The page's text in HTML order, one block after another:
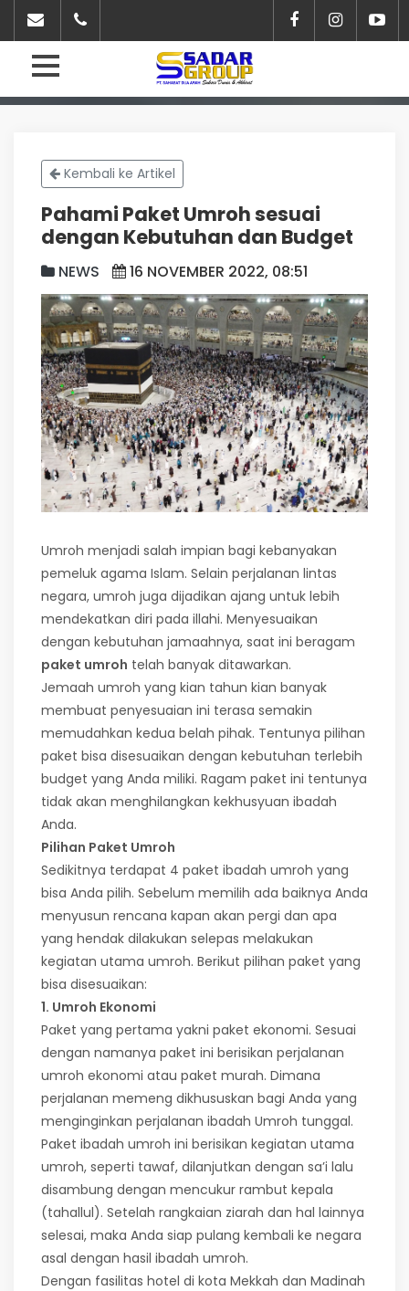
Kembali ke Artikel
Pahami Paket Umroh sesuai
dengan Kebutuhan dan Budget
NEWS 16 NOVEMBER 2022, 08:51
Umroh menjadi salah impian bagi kebanyakan
pemeluk agama Islam. Selain perjalanan lintas
negara, umroh juga dijadikan ajang untuk lebih
mendekatkan diri pada illahi. Menyesuaikan
dengan kebutuhan jamaahnya, saat ini beragam
paket umroh telah banyak ditawarkan.
Jemaah umroh yang kian tahun kian banyak
membuat penyesuaian ini terasa semakin
memudahkan kedua belah pihak. Tentunya pilihan
paket bisa disesuaikan dengan kebutuhan terlebih
budget yang Anda miliki. Ragam paket ini tentunya
tidak akan menghilangkan kekhusyuan ibadah
Anda.
Pilihan Paket Umroh
Sedikitnya terdapat 4 paket ibadah umroh yang
bisa Anda pilih. Sebelum memilih ada baiknya Anda
menyusun rencana kapan akan pergi dan apa
yang hendak dilakukan selepas melakukan
kegiatan utama umroh. Berikut pilihan paket yang
bisa disesuaikan:
1. Umroh Ekonomi
Paket yang pertama yakni paket ekonomi. Sesuai
dengan namanya paket ini berisikan perjalanan
umroh ekonomi atau paket murah. Dimana
perjalanan memeng dikhususkan bagi Anda yang
menginginkan perjalanan ibadah Umroh tunggal.
Paket ibadah umroh ini berisikan kegiatan utama
umroh, seperti tawaf, dilanjutkan dengan sa’i lalu
disambung dengan mencukur rambut kepala
(tahallul). Setelah rangkaian ziarah dan hal lainnya
selesai, maka Anda siap pulang kembali ke negara
asal dengan hasil ibadah umroh.
Dengan fasilitas hotel di kota Mekkah dan Madinah